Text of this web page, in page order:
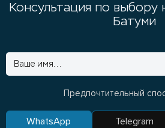
Консультация по выбору
Батуми
Предпочтительный
WhatsApp Telegram